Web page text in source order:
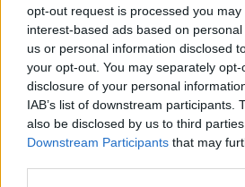
opt-out request is processed you may
interest-based ads based on
us or personal information disclosed
your opt-out. You may separately
disclosure of your personal
IAB’s list of downstream participants.
also be disclosed by us to third
Downstream Participants that may
A világ legismertebb